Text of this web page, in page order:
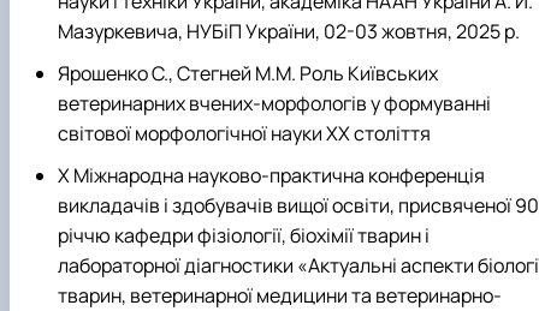
Мазуркевича, НУБіП України, 02-03 жовтня, 2025 р.
Ярошенко С., Стегней М.М. Роль Київських
ветеринарних вчених-морфологів у формуванні
світової морфологічної науки ХХ століття
Х Міжнародна науково-практична конференція
викладачів і здобувачів вищої освіти, присвяченої
річчю кафедри фізіології, біохімії тварин і
лабораторної діагностики «Актуальні аспекти
тварин, ветеринарної медицини та ветеринарно-